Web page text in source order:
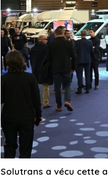
Solutrans a vécu cette